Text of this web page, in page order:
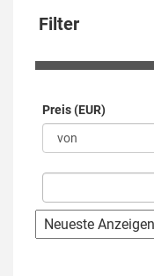
Filter
Preis (EUR)